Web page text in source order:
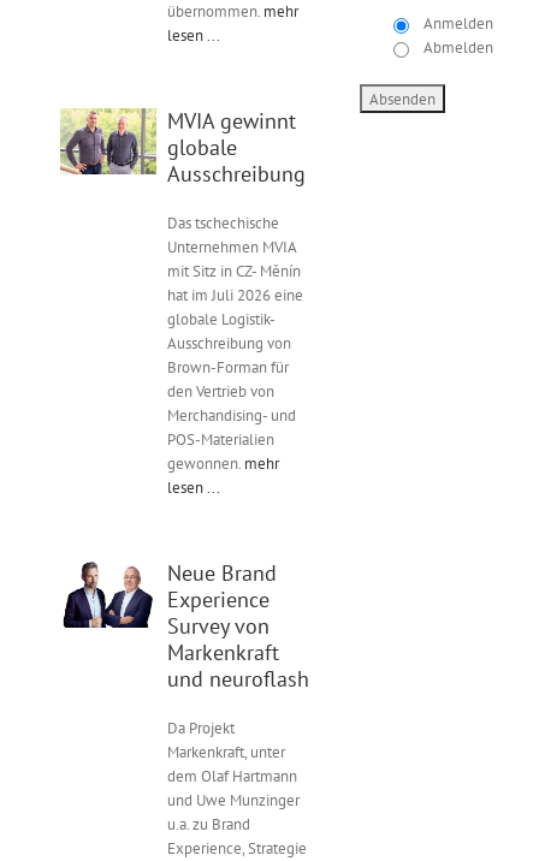
übernommen. mehr
lesen ...
MVIA gewinnt
globale
Ausschreibung
Das tschechische
Unternehmen MVIA
mit Sitz in CZ- Měnín
hat im Juli 2026 eine
globale Logistik-
Ausschreibung von
Brown-Forman für
den Vertrieb von
Merchandising- und
POS-Materialien
gewonnen. mehr
lesen ...
Neue Brand
Experience
Survey von
Markenkraft
und neuroflash
Da Projekt
Markenkraft, unter
dem Olaf Hartmann
und Uwe Munzinger
u.a. zu Brand
Experience, Strategie
Anmelden
Abmelden